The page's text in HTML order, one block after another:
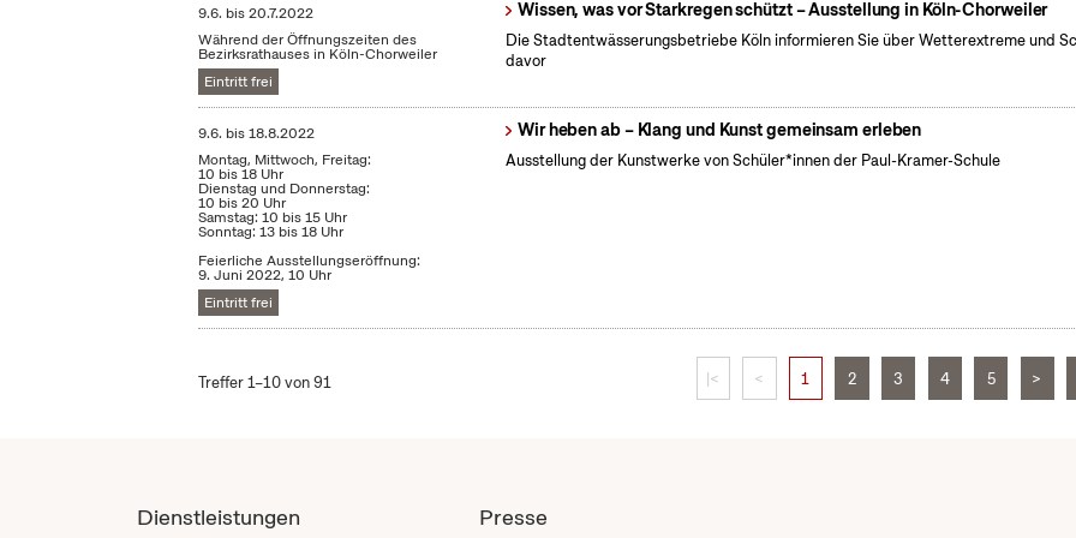
9.6. bis20.7.2022
Während der Öffnungszeiten des
Bezirksrathauses in Köln-Chorweiler
Eintritt frei
Wissen, was vor Starkregen schützt – Ausstellung in Köln-Chorweiler
Die Stadtentwässerungsbetriebe Köln informieren Sie über Wetterextreme und
davor
9.6. bis18.8.2022
Montag, Mittwoch, Freitag:
10 bis 18 Uhr
Dienstag und Donnerstag:
10 bis 20 Uhr
Samstag: 10 bis 15 Uhr
Sonntag: 13 bis 18 Uhr
Feierliche Ausstellungseröffnung:
9. Juni 2022, 10 Uhr
Eintritt frei
Wir heben ab – Klang und Kunst gemeinsam erleben
Ausstellung der Kunstwerke von Schüler*innen der Paul-Kramer-Schule
Treffer 1–10 von 91 |< < 1 2 3 4 5 >
Dienstleistungen Presse